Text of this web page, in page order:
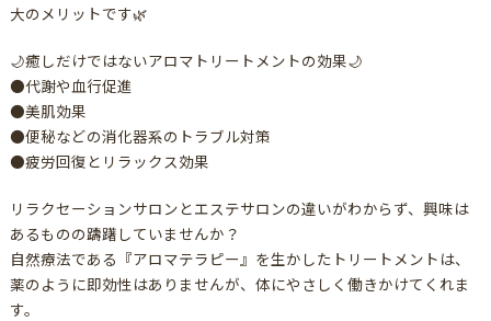
大のメリットです🌿
🌙癒しだけではないアロマトリートメントの効果🌙
●代謝や血行促進
●美肌効果
●便秘などの消化器系のトラブル対策
●疲労回復とリラックス効果
リラクセーションサロンとエステサロンの違いがわからず、興味は
あるものの躊躇していませんか？
自然療法である『アロマテラピー』を生かしたトリートメントは、
薬のように即効性はありませんが、体にやさしく働きかけてくれま
す。